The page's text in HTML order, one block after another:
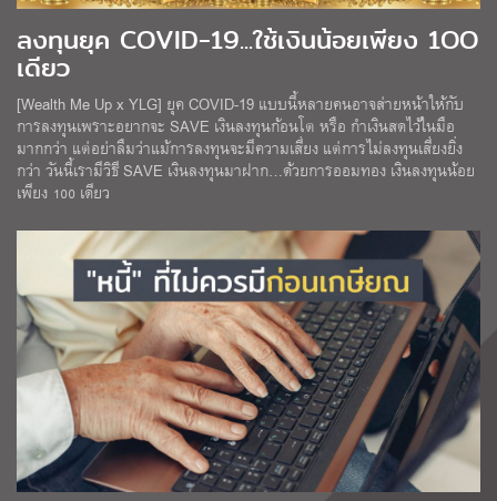
ลงทุนยุค COVID-19...ใช้เงินน้อยเพียง 1OO
เดียว
[Wealth Me Up x YLG] ยุค COVID-19 แบบนี้หลายคนอาจส่ายหน้าให้กับ
การลงทุนเพราะอยากจะ SAVE เงินลงทุนก้อนโต หรือ กำเงินสดไว้ในมือ
มากกว่า แต่อย่าลืมว่าแม้การลงทุนจะมีความเสี่ยง แต่การไม่ลงทุนเสี่ยงยิ่ง
กว่า วันนี้เรามีวิธี SAVE เงินลงทุนมาฝาก…ด้วยการออมทอง เงินลงทุนน้อย
เพียง 100 เดียว